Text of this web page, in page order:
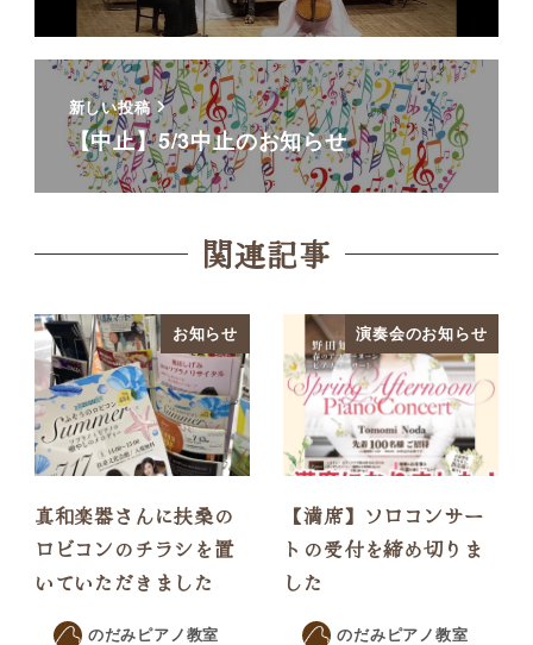
新しい投稿
【中止】5/3中止のお知らせ
関連記事
お知らせ
真和楽器さんに扶桑の
ロビコンのチラシを置
いていただきました
のだみピアノ教室
演奏会のお知らせ
【満席】ソロコンサー
トの受付を締め切りま
した
のだみピアノ教室